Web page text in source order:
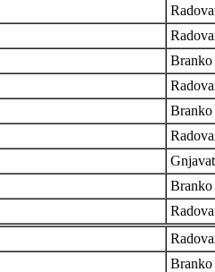
Branko
Branko
Branko
Branko